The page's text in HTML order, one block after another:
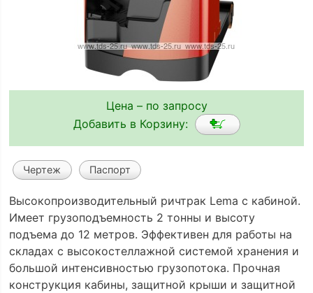
Цена – по запросу
Добавить в Корзину:
Чертеж Паспорт
Высокопроизводительный ричтрак Lema с кабиной.
Имеет грузоподъемность 2 тонны и высоту
подъема до 12 метров. Эффективен для работы на
складах с высокостеллажной системой хранения и
большой интенсивностью грузопотока. Прочная
конструкция кабины, защитной крыши и защитной